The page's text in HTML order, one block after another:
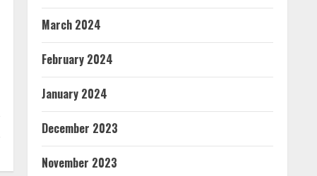
March 2024
February 2024
January 2024
December 2023
November 2023